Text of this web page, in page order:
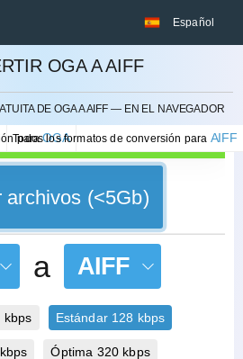
Español
OGA A AIFF
DE OGA A AIFF — EN EL NAVEGADOR
paraOGA
Todos los formatos de conversión para AIFF
CANCELAR
archivos (<5Gb)
a AIFF
kbps Estándar 128 kbps
Óptima 320 kbps